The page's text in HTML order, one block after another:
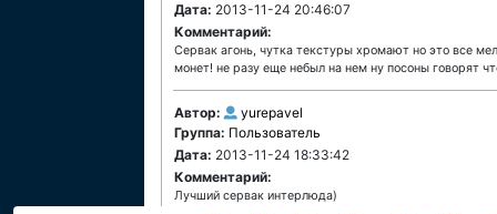
Дата: 2013-11-24 20:46:07
Комментарий:
Сервак агонь, чутка текстуры хромают но это все
монет! не разу еще небыл на нем ну посоны говорят
Автор:
yurepavel
Группа: Пользователь
Дата: 2013-11-24 18:33:42
Комментарий:
Лучший сервак интерлюда)